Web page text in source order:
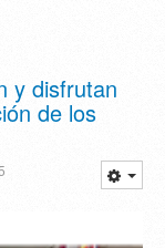
y disfrutan
de los